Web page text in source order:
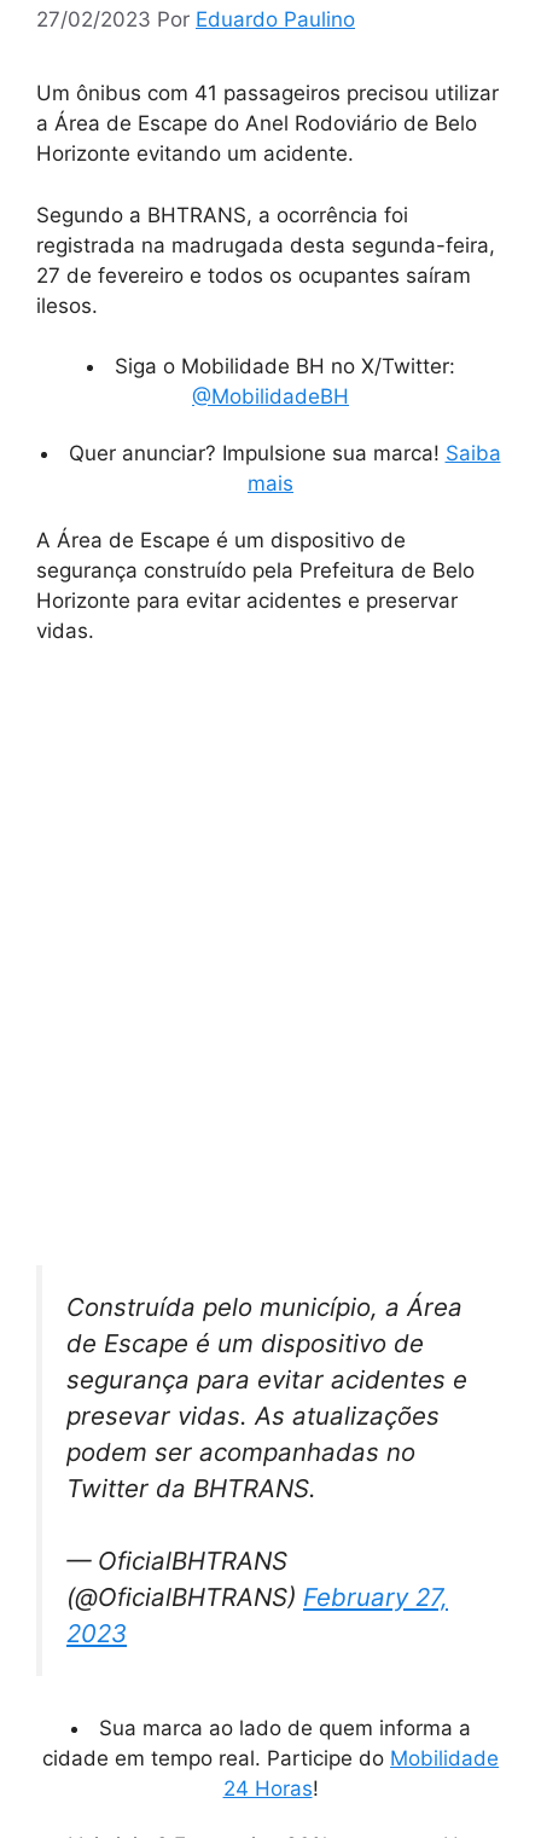
27/02/2023 Por Eduardo Paulino
Um ônibus com 41 passageiros precisou utilizar
a Área de Escape do Anel Rodoviário de Belo
Horizonte evitando um acidente.
Segundo a BHTRANS, a ocorrência foi
registrada na madrugada desta segunda-feira,
27 de fevereiro e todos os ocupantes saíram
ilesos.
Siga o Mobilidade BH no X/Twitter:
@MobilidadeBH
Quer anunciar? Impulsione sua marca! Saiba
mais
A Área de Escape é um dispositivo de
segurança construído pela Prefeitura de Belo
Horizonte para evitar acidentes e preservar
vidas.
Construída pelo município, a Área
de Escape é um dispositivo de
segurança para evitar acidentes e
presevar vidas. As atualizações
podem ser acompanhadas no
Twitter da BHTRANS.
— OficialBHTRANS
(@OficialBHTRANS) February 27,
2023
Sua marca ao lado de quem informa a
cidade em tempo real. Participe do Mobilidade
24 Horas!